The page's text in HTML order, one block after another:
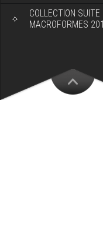
COLLECTION SUITE
MACROFORMES